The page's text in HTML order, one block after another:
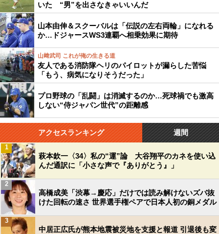
いた “男”を出さなきゃいいんだ
山本由伸＆スクーバルは「伝説の左右両輪」になれる
か…ドジャースWS3連覇へ相乗効果に期待
山﨑武司 これが俺の生きる道
友人である消防隊ヘリのパイロットが漏らした苦悩
「もう、病気になりそうだった」
プロ野球の「乱闘」は消滅するのか…死球禍でも激高
しない“侍ジャパン世代”の距離感
アクセスランキング 週間
萩本欽一〈34〉私の“運”論 大谷翔平のカネを使い込
んだ通訳に「小さな声で『ありがとう』」
1
高橋成美「渋幕→慶応」だけでは読み解けないズバ抜
けた回転の速さ 世界選手権ペアで日本人初の銅メダル
2
中居正広氏が熊本地震被災地を支援と報道 引退後も変
3